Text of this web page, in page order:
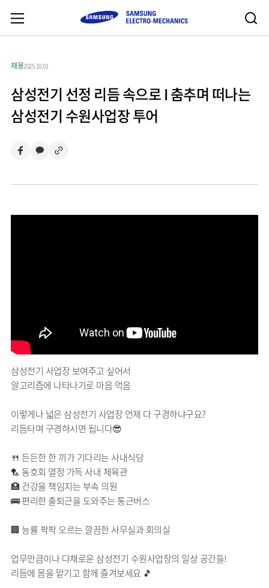
채용2025.10.01
삼성전기 선정 리듬 속으로 I 춤추며 떠나는
삼성전기 수원사업장 투어
삼성전기 사업장 보여주고 싶어서
알고리즘에 나타나기로 마음 먹음
이렇게나 넓은 삼성전기 사업장 언제 다 구경하냐구요?
리듬타며 구경하시면 됩니다😎
🍴 든든한 한 끼가 기다리는 사내식당
🏸 동호회 열정 가득 사내 체육관
🏥 건강을 책임지는 부속 의원
🚌 편리한 출퇴근을 도와주는 통근버스
🏢 능률 팍팍 오르는 깔끔한 사무실과 회의실
업무만큼이나 다채로운 삼성전기 수원사업장의 일상 공간들!
리듬에 몸을 맡기고 함께 즐겨보세요 🎵